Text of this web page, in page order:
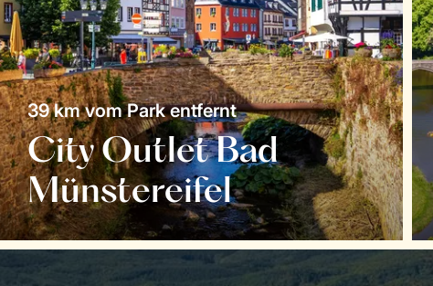
City Outlet Bad
Münstereifel
39 km vom Park entfernt